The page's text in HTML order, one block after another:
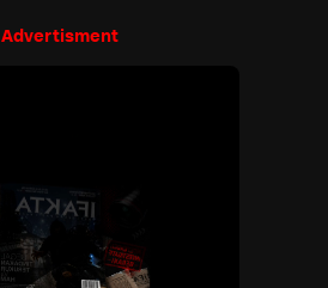
Advertisment